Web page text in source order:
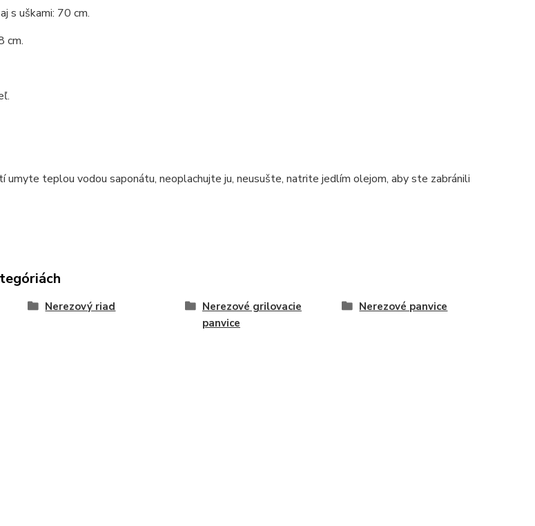
s uškami: 70 cm.
cm.
umyte teplou vodou saponátu, neoplachujte ju, neusušte, natrite jedlím olejom, aby ste zabránili
Nerezový riad
Nerezové grilovacie
panvice
Nerezové panvice